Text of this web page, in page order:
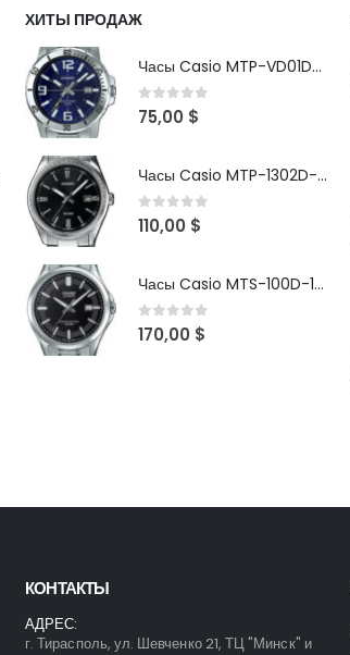
ХИТЫ ПРОДАЖ
Часы Casio MTP-VD01D-2B
0out of 5
75,00 $
Часы Casio MTP-1302D-1A1VDF
0out of 5
110,00 $
Часы Casio MTS-100D-1AV
0out of 5
170,00 $
КОНТАКТЫ
АДРЕС:
г. Тирасполь, ул. Шевченко 21, ТЦ "Минск" и